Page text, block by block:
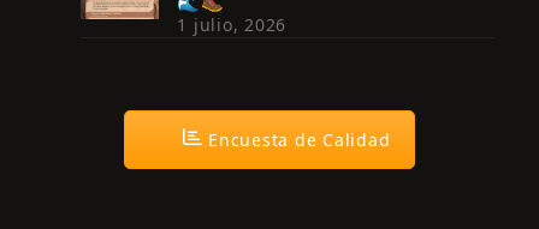
1 julio, 2026
Encuesta de Calidad